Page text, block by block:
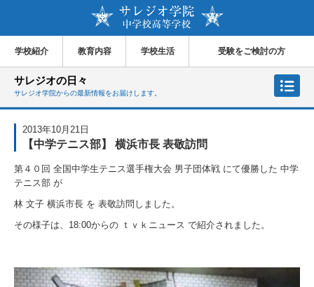
学校紹介 教育内容 学校生活 受験をご検討の方
サレジオの日々
サレジオ学院からの最新情報をお届けします。
2013年10月21日
【中学テニス部】 横浜市長 表敬訪問
第４０回 全国中学生テニス選手権大会 男子団体戦 にて優勝した 中学
テニス部 が
林 文子 横浜市長 を 表敬訪問しました。
その様子は、18:00からの ｔｖｋニュース で紹介されました。